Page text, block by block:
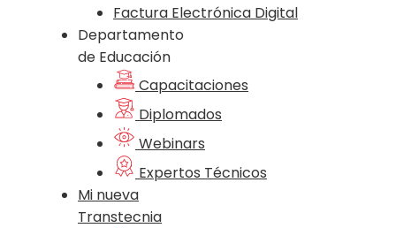
Factura Electrónica Digital
Departamento
de Educación
Capacitaciones
Diplomados
Webinars
Expertos Técnicos
Mi nueva
Transtecnia